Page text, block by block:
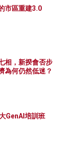
市區重建3.0
相，新揆會否步
為何仍然低迷？
GenAI培訓班